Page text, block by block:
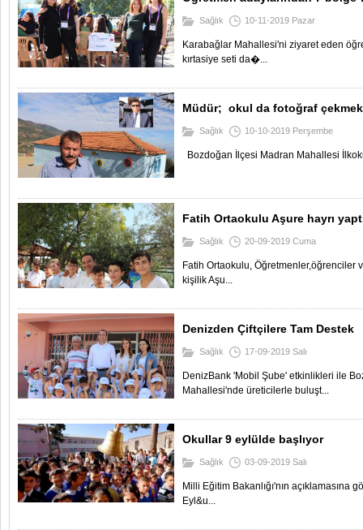
Sağlık 10-11-2019 Pazar
Karabağlar Mahallesi'ni ziyaret eden
kırtasiye seti da�...
Müdür;  okul da fotoğraf çekmek
Sağlık 10-10-2019 Perşembe
Bozdoğan İlçesi Madran Mahallesi
Fatih Ortaokulu Aşure hayrı
Sağlık 20-09-2019 Cuma
Fatih Ortaokulu, Öğretmenler,öğrenciler
kişilik Aşu...
Denizden Çiftçilere Tam Destek
Sağlık 17-09-2019 Salı
DenizBank 'Mobil Şube' etkinlikleri ile
Mahallesi'nde üreticilerle buluşt...
Okullar 9 eylülde başlıyor
Sağlık 03-09-2019 Salı
Milli Eğitim Bakanlığı'nın açıklamasına
Eyl&u...